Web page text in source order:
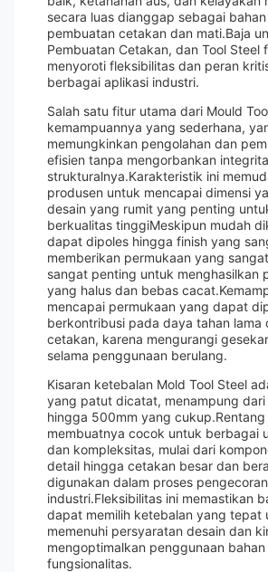
secara luas dianggap sebagai
pembuatan cetakan dan mati.Baja
Pembuatan Cetakan, dan Tool Steel
menyoroti fleksibilitas dan peran
berbagai aplikasi industri.
Salah satu fitur utama dari Mould
kemampuannya yang sederhana,
memungkinkan pengolahan dan
efisien tanpa mengorbankan
strukturalnya.Karakteristik ini
produsen untuk mencapai dimensi
desain yang rumit yang penting
berkualitas tinggiMeskipun mudah
dapat dipoles hingga finish yang
memberikan permukaan yang
sangat penting untuk menghasilkan
yang halus dan bebas
mencapai permukaan yang dapat
berkontribusi pada daya tahan lama
cetakan, karena mengurangi
selama penggunaan berulang.
Kisaran ketebalan Mold Tool Steel
yang patut dicatat, menampung dari
hingga 500mm yang cukup.Rentang
membuatnya cocok untuk berbagai
dan kompleksitas, mulai dari
detail hingga cetakan besar dan
digunakan dalam proses pengecoran
industri.Fleksibilitas ini memastikan
dapat memilih ketebalan yang tepat
memenuhi persyaratan desain dan
mengoptimalkan penggunaan bahan
fungsionalitas.